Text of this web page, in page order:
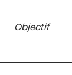
Objectif